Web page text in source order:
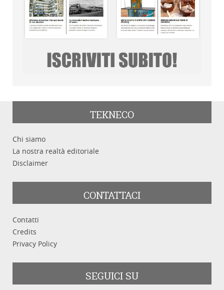
TEKNECO
Chi siamo
La nostra realtà editoriale
Disclaimer
CONTATTACI
Contatti
Credits
Privacy Policy
SEGUICI SU